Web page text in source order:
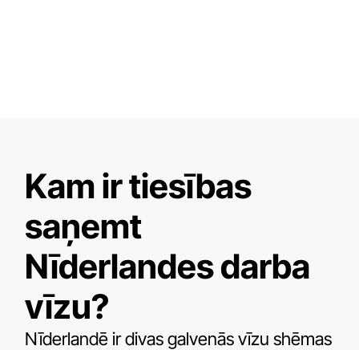
Kam ir tiesības
saņemt
Nīderlandes darba
vīzu?
Nīderlandē ir divas galvenās vīzu shēmas